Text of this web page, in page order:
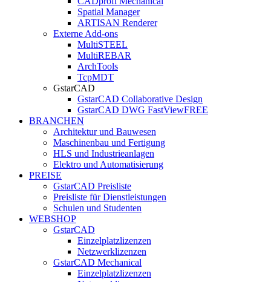
Spatial Manager
ARTISAN Renderer
Externe Add-ons
MultiSTEEL
MultiREBAR
ArchTools
TcpMDT
GstarCAD
GstarCAD Collaborative Design
GstarCAD DWG FastViewFREE
BRANCHEN
Architektur und Bauwesen
Maschinenbau und Fertigung
HLS und Industrieanlagen
Elektro und Automatisierung
PREISE
GstarCAD Preisliste
Preisliste für Dienstleistungen
Schulen und Studenten
WEBSHOP
GstarCAD
Einzelplatzlizenzen
Netzwerklizenzen
GstarCAD Mechanical
Einzelplatzlizenzen